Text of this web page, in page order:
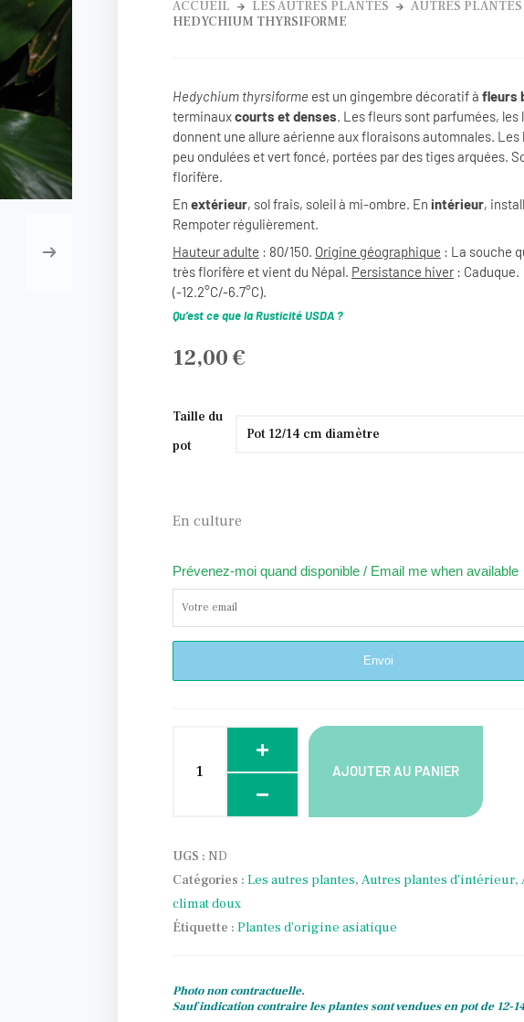
ACCUEIL LES AUTRES PLANTES
AUTRES
HEDYCHIUM THYRSIFORME
Hedychium thyrsiforme est un gingembre décoratif à fleurs
terminauxcourts et denses. Les fleurs sont parfumées, les
donnent une allure aérienne aux floraisons automnales. Les
peu ondulées et vert foncé, portées par des tiges arquées.
florifère.
En extérieur, sol frais, soleil à mi-ombre. En intérieur,
Rempoter régulièrement.
Hauteur adulte : 80/150. Origine géographique : La souche
très florifère et vient du Népal. Persistance hiver : Caduque.
(-12.2°C/-6.7°C).
Qu’est ce que la Rusticité USDA ?
12,00€
Taille du
pot
En culture
Prévenez-moi quand disponible / Email me when available
Envoi
quantité
de
AJOUTER AU PANIER
UGS : ND
Catégories : Les autres plantes, Autres plantes d'intérieur,
climat doux
Étiquette : Plantes d’origine asiatique
Photo non contractuelle.
Sauf indication contraire les plantes sont vendues en pot de 12-